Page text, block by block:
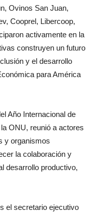
Ovinos San Juan,
Cooprel, Libercoop,
activamente en la
construyen un futuro
y el desarrollo
para América
Año Internacional de
ONU, reunió a actores
y organismos
la colaboración y
desarrollo productivo,
el secretario ejecutivo